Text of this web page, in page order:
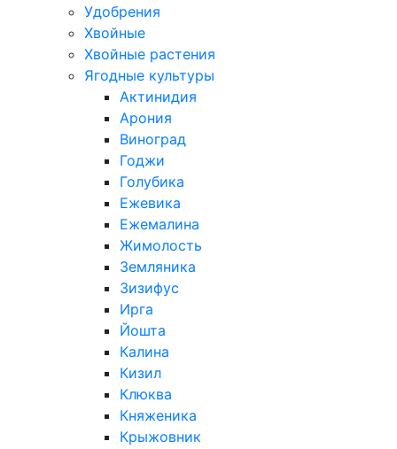
Удобрения
Хвойные
Хвойные растения
Ягодные культуры
Актинидия
Арония
Виноград
Годжи
Голубика
Ежевика
Ежемалина
Жимолость
Земляника
Зизифус
Ирга
Йошта
Калина
Кизил
Клюква
Княженика
Крыжовник